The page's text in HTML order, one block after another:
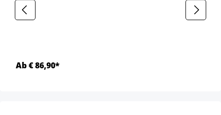
Ab € 86,90*